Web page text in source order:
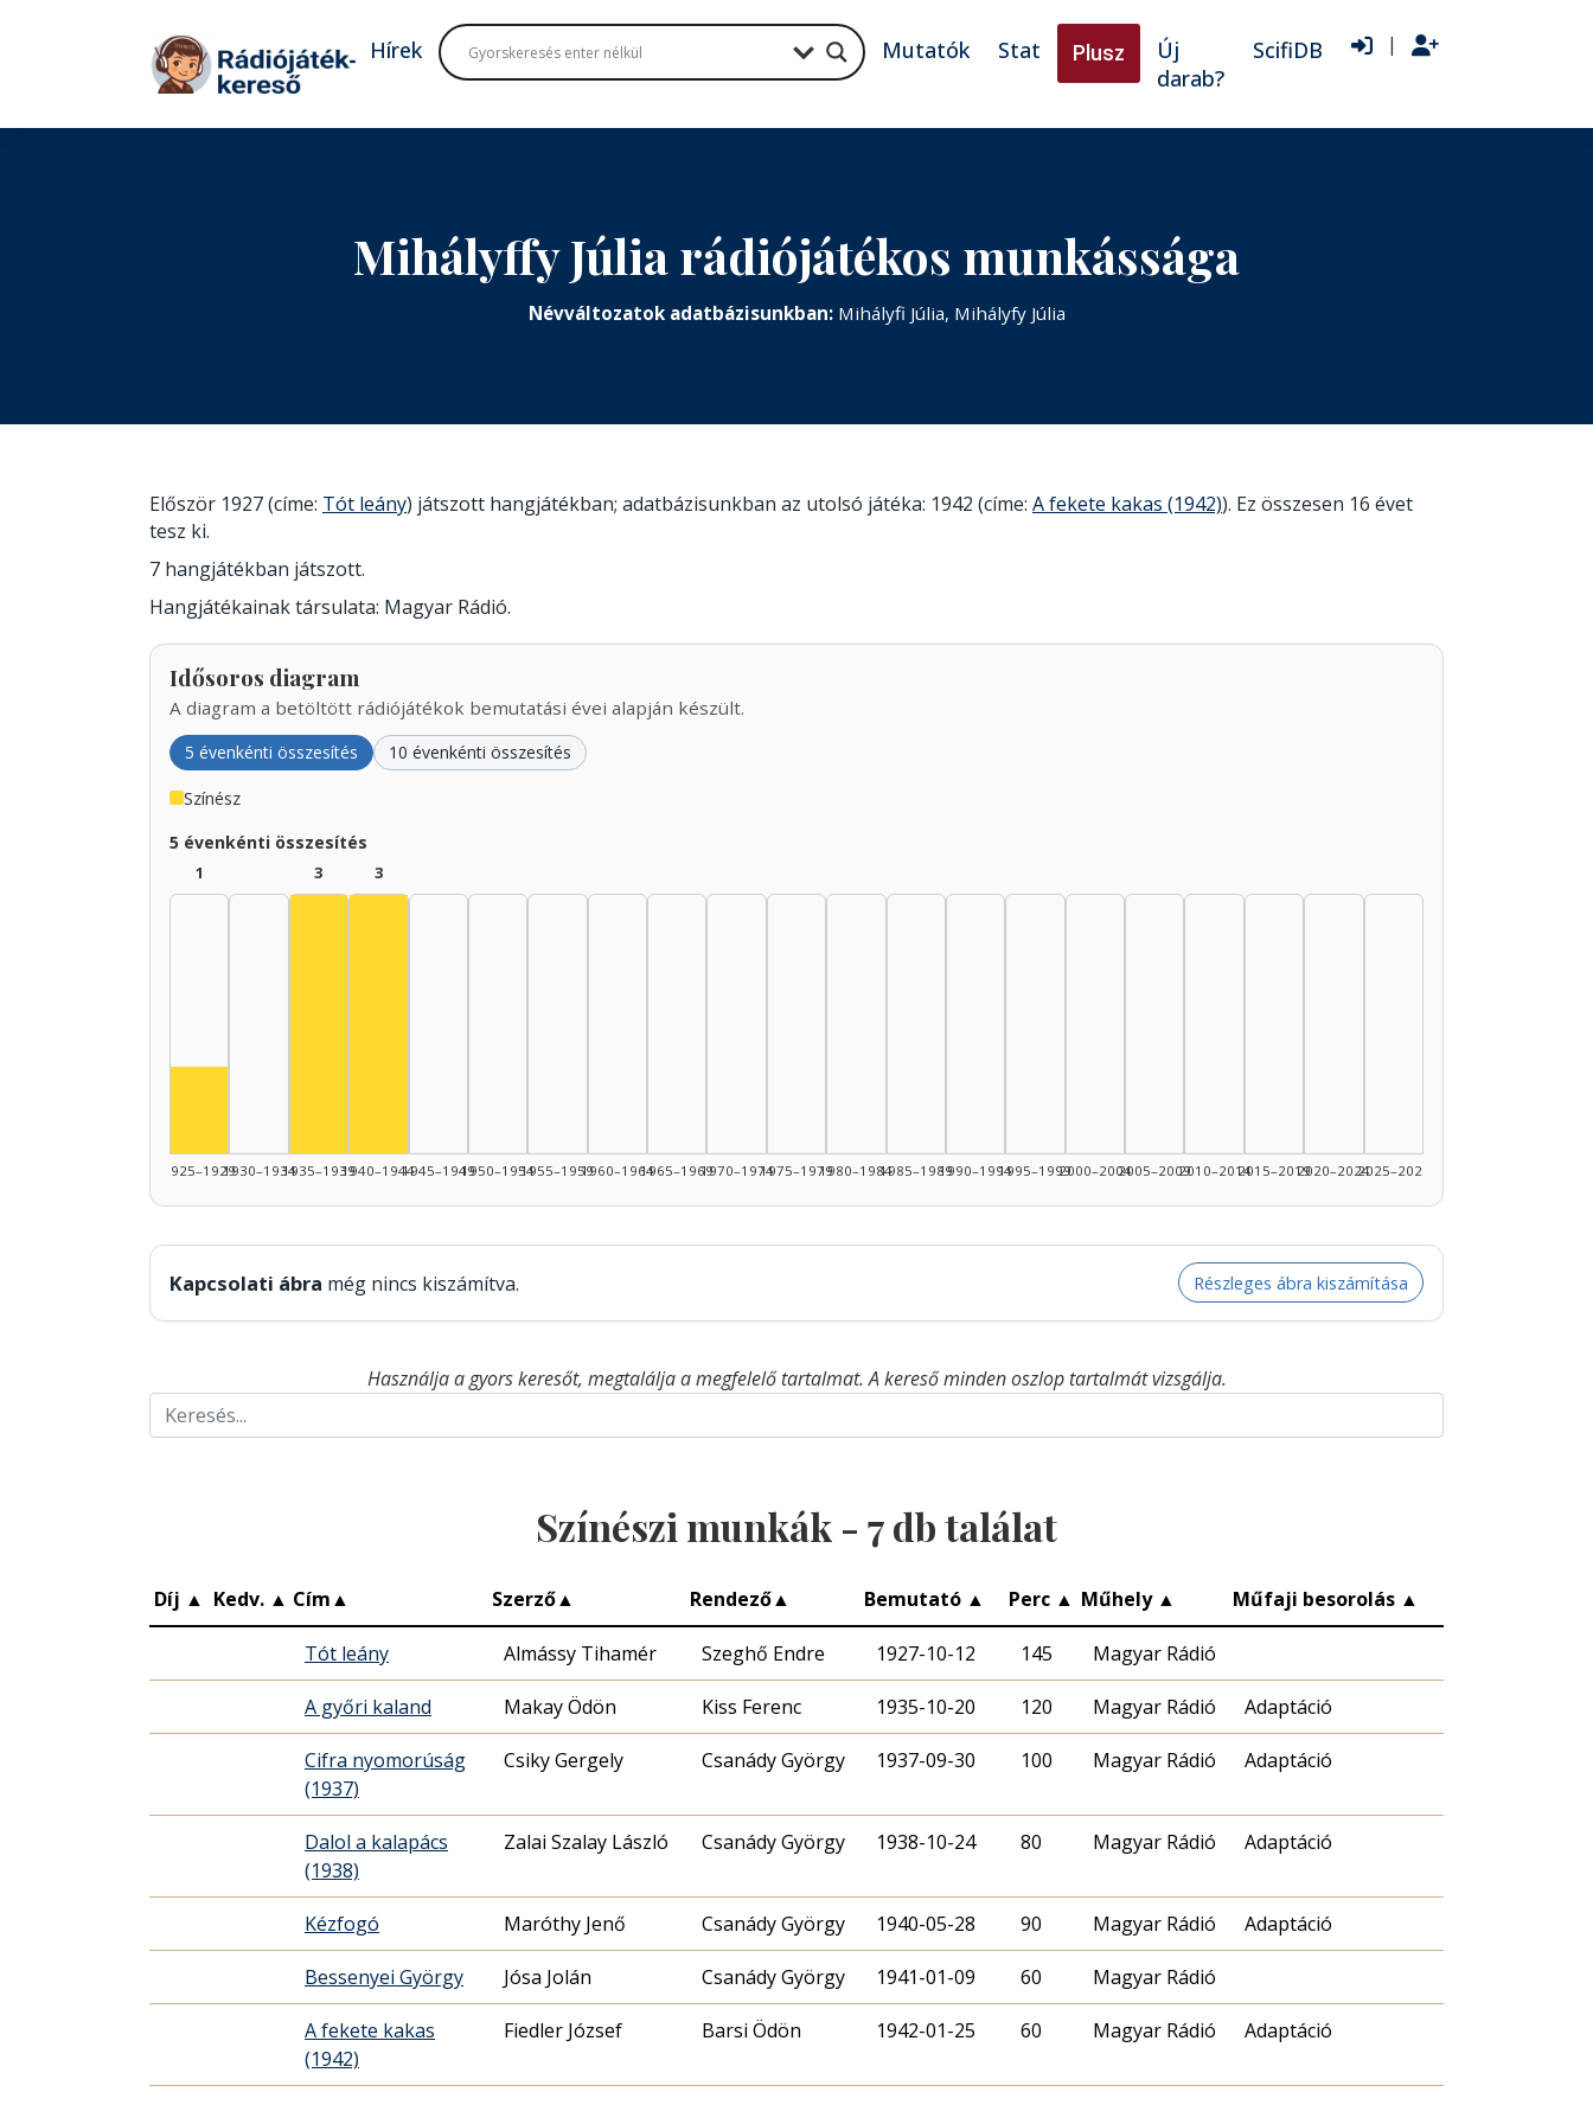
Tovább a tartalomhoz
Hírek Mutatók Stat Plusz
Új
darab?
ScifiDB |
Mihályffy Júlia rádiójátékos munkássága
Névváltozatok adatbázisunkban: Mihályfi Júlia, Mihályfy Júlia
Először 1927 (címe: Tót leány) játszott hangjátékban; adatbázisunkban az utolsó játéka: 1942 (címe: A fekete kakas (1942)). Ez összesen 16 évet
tesz ki.
7 hangjátékban játszott.
Hangjátékainak társulata: Magyar Rádió.
Idősoros diagram
A diagram a betöltött rádiójátékok bemutatási évei alapján készült.
5 évenkénti összesítés 10 évenkénti összesítés
Színész
5 évenkénti összesítés
1
1925–19291930–1934
3
1935–1939
3
1940–19441945–19491950–19541955–19591960–19641965–19691970–19741975–19791980–19841985–19891990–19941995–19992000–20042005–20092010–20142015–20192020–20242025–2026
Kapcsolati ábra még nincs kiszámítva. Részleges ábra kiszámítása
Használja a gyors keresőt, megtalálja a megfelelő tartalmat. A kereső minden oszlop tartalmát vizsgálja.
Színészi munkák - 7db találat
Díj ▲ Kedv. ▲ Cím▲ Szerző▲ Rendező▲ Bemutató ▲ Perc ▲ Műhely ▲ Műfaji besorolás ▲
Tót leány Almássy Tihamér Szeghő Endre 1927-10-12 145 Magyar Rádió
A győri kaland Makay Ödön Kiss Ferenc 1935-10-20 120 Magyar Rádió Adaptáció
Cifra nyomorúság
(1937)
Csiky Gergely Csanády György 1937-09-30 100 Magyar Rádió Adaptáció
Dalol a kalapács
(1938)
Zalai Szalay László Csanády György 1938-10-24 80 Magyar Rádió Adaptáció
Kézfogó Maróthy Jenő Csanády György 1940-05-28 90 Magyar Rádió Adaptáció
Bessenyei György Jósa Jolán Csanády György 1941-01-09 60 Magyar Rádió
A fekete kakas
(1942)
Fiedler József Barsi Ödön 1942-01-25 60 Magyar Rádió Adaptáció